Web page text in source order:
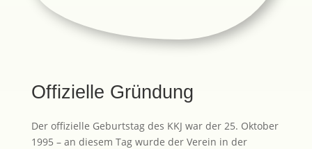
Offizielle Gründung
Der offizielle Geburtstag des KKJ war der 25. Oktober
1995 – an diesem Tag wurde der Verein in der